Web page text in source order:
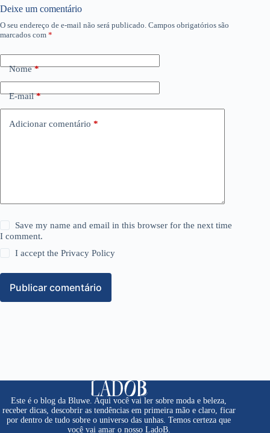
Deixe um comentário
O seu endereço de e-mail não será publicado. Campos obrigatórios são
marcados com *
Nome*
E-mail*
Adicionar comentário *
Save my name and email in this browser for the next time
I comment.
I accept thePrivacy Policy
Publicar comentário
Este é o blog da Bluwe. Aqui você vai ler sobre moda e beleza,
receber dicas, descobrir as tendências em primeira mão e claro, ficar
por dentro de tudo sobre o universo das unhas. Temos certeza que
você vai amar o nosso LadoB.